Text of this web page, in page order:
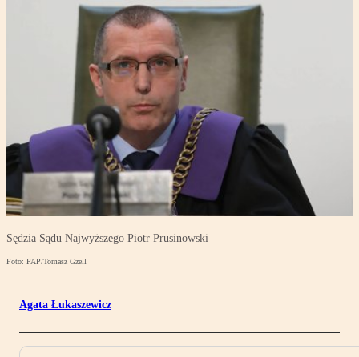
Sędzia Sądu Najwyższego Piotr Prusinowski
Foto: PAP/Tomasz Gzell
Agata Łukaszewicz